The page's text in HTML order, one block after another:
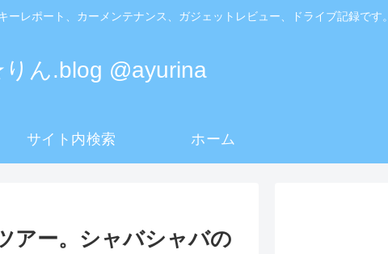
レポート、カーメンテナンス、ガジェットレビュー、ドライブ記録です。
ん.blog @ayurina
サイト内検索 ホーム
アー。シャバシャバの